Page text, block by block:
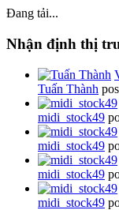
Đang tải...
Nhận định thị
Tuấn Thành
midi_stock49
midi_stock49
midi_stock49
midi_stock49